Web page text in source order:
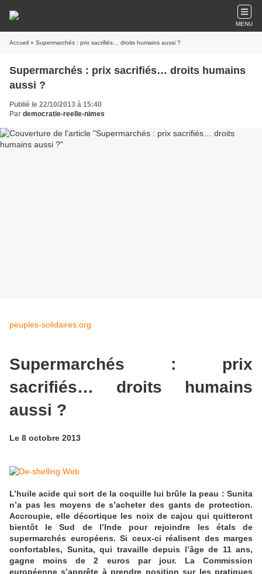
MENU
Accueil » Supermarchés : prix sacrifiés… droits humains aussi ?
Supermarchés : prix sacrifiés… droits humains
aussi ?
Publié le 22/10/2013 à 15:40
Par democratie-reelle-nimes
peuples-solidaires.org
Supermarchés : prix
sacrifiés… droits humains
aussi ?
Le 8 octobre 2013
L’huile acide qui sort de la coquille lui brûle la peau : Sunita
n’a pas les moyens de s’acheter des gants de protection.
Accroupie, elle décortique les noix de cajou qui quitteront
bientôt le Sud de l’lnde pour rejoindre les étals de
supermarchés européens. Si ceux-ci réalisent des marges
confortables, Sunita, qui travaille depuis l’âge de 11 ans,
gagne moins de 2 euros par jour. La Commission
européenne s’apprête à prendre position sur les pratiques